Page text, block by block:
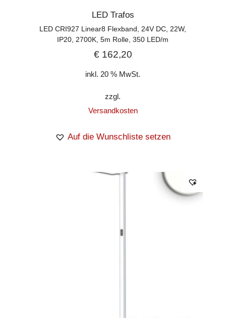
LED Trafos
LED CRI927 Linear8 Flexband, 24V DC, 22W,
IP20, 2700K, 5m Rolle, 350 LED/m
€162,20
inkl. 20 % MwSt.
zzgl.
Versandkosten
Auf die Wunschliste setzen